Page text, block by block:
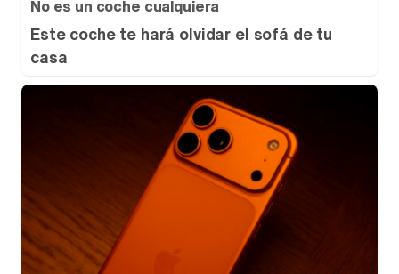
No es un coche cualquiera
Este coche te hará olvidar el sofá de tu
casa